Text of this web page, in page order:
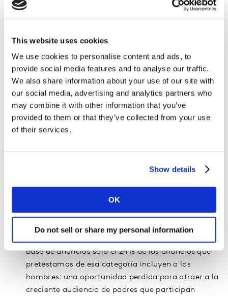
This website uses cookies
We use cookies to personalise content and ads, to
provide social media features and to analyse our traffic.
We also share information about your use of our site with
our social media, advertising and analytics partners who
may combine it with other information that you’ve
provided to them or that they’ve collected from your use
of their services.
Show details
OK
Do not sell or share my personal information
para los demás. Este análisis muestra que los anuncios
valor de marca a largo plazo y 21 puntos porcentuales
más en la probabilidad de generar ventas a corto
plazo.
Las categorías tradicionalmente sexistas, en
el punto de mira.
Si bien el argumento comercial para interactuar con
pasando por alto la perspectiva de género, integrando
las diferentes masculinidades en categorías
tradicionalmente sexistas corren el riesgo de perder
importantes oportunidades de mercado.
base de anuncios solo el 24% de los anuncios que
pretestamos de esa categoría incluyen a los
hombres: una oportunidad perdida para atraer a la
creciente audiencia de padres que participan